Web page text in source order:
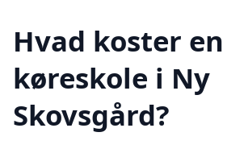
Hvad koster en
køreskole i Ny
Skovsgård?